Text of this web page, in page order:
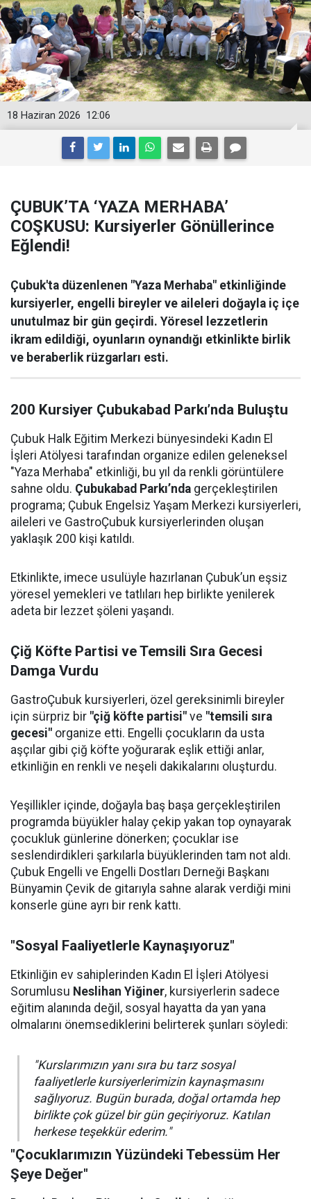
12:06
18 Haziran 2026
ÇUBUK’TA ‘YAZA MERHABA’
COŞKUSU: Kursiyerler Gönüllerince
Eğlendi!
Çubuk'ta düzenlenen "Yaza Merhaba" etkinliğinde
kursiyerler, engelli bireyler ve aileleri doğayla iç içe
unutulmaz bir gün geçirdi. Yöresel lezzetlerin
ikram edildiği, oyunların oynandığı etkinlikte birlik
ve beraberlik rüzgarları esti.
200 Kursiyer Çubukabad Parkı’nda Buluştu
Çubuk Halk Eğitim Merkezi bünyesindeki Kadın El
İşleri Atölyesi tarafından organize edilen geleneksel
"Yaza Merhaba" etkinliği, bu yıl da renkli görüntülere
sahne oldu. Çubukabad Parkı’nda gerçekleştirilen
programa; Çubuk Engelsiz Yaşam Merkezi kursiyerleri,
aileleri ve GastroÇubuk kursiyerlerinden oluşan
yaklaşık 200 kişi katıldı.
Etkinlikte, imece usulüyle hazırlanan Çubuk’un eşsiz
yöresel yemekleri ve tatlıları hep birlikte yenilerek
adeta bir lezzet şöleni yaşandı.
Çiğ Köfte Partisi ve Temsili Sıra Gecesi
Damga Vurdu
GastroÇubuk kursiyerleri, özel gereksinimli bireyler
için sürpriz bir "çiğ köfte partisi" ve "temsili sıra
gecesi" organize etti. Engelli çocukların da usta
aşçılar gibi çiğ köfte yoğurarak eşlik ettiği anlar,
etkinliğin en renkli ve neşeli dakikalarını oluşturdu.
Yeşillikler içinde, doğayla baş başa gerçekleştirilen
programda büyükler halay çekip yakan top oynayarak
çocukluk günlerine dönerken; çocuklar ise
seslendirdikleri şarkılarla büyüklerinden tam not aldı.
Çubuk Engelli ve Engelli Dostları Derneği Başkanı
Bünyamin Çevik de gitarıyla sahne alarak verdiği mini
konserle güne ayrı bir renk kattı.
"Sosyal Faaliyetlerle Kaynaşıyoruz"
Etkinliğin ev sahiplerinden Kadın El İşleri Atölyesi
Sorumlusu Neslihan Yiğiner, kursiyerlerin sadece
eğitim alanında değil, sosyal hayatta da yan yana
olmalarını önemsediklerini belirterek şunları söyledi:
"Kurslarımızın yanı sıra bu tarz sosyal
faaliyetlerle kursiyerlerimizin kaynaşmasını
sağlıyoruz. Bugün burada, doğal ortamda hep
birlikte çok güzel bir gün geçiriyoruz. Katılan
herkese teşekkür ederim."
"Çocuklarımızın Yüzündeki Tebessüm Her
Şeye Değer"